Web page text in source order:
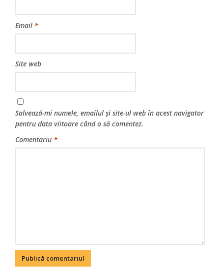
Email *
Site web
Salvează-mi numele, emailul și site-ul web în acest navigator
pentru data viitoare când o să comentez.
Comentariu *